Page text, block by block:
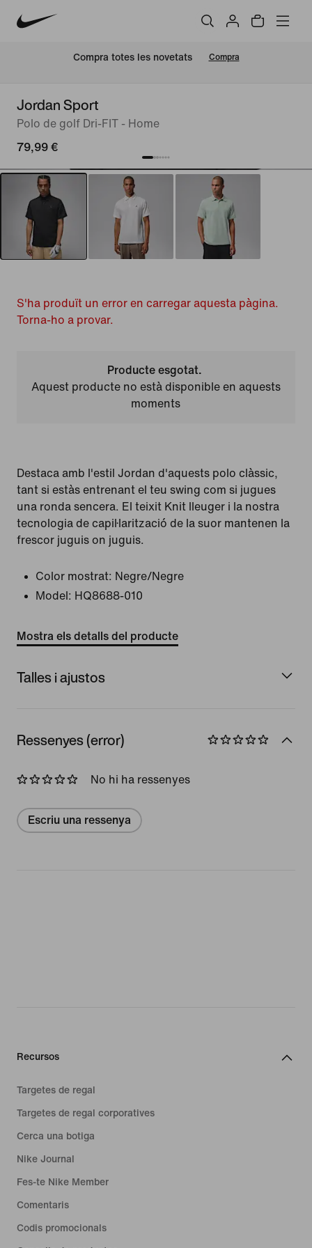
Compra totes les novetats Compra
Jordan Sport
Polo de golf Dri-FIT - Home
79,99 €
S'ha produït un error en carregar aquesta pàgina.
Torna-ho a provar.
Producte esgotat.
Aquest producte no està disponible en aquests
moments
Destaca amb l'estil Jordan d'aquests polo clàssic,
tant si estàs entrenant el teu swing com si jugues
una ronda sencera. El teixit Knit lleuger i la nostra
tecnologia de capil·larització de la suor mantenen la
frescor juguis on juguis.
Color mostrat: Negre/Negre
Model: HQ8688-010
Mostra els detalls del producte
Talles i ajustos
Ressenyes (error)
No hi ha ressenyes
Escriu una ressenya
Recursos
Targetes de regal
Targetes de regal corporatives
Cerca una botiga
Nike Journal
Fes-te Nike Member
Comentaris
Codis promocionals